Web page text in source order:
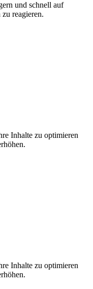
und schnell auf
reagieren.
Inhalte zu optimieren
Inhalte zu optimieren